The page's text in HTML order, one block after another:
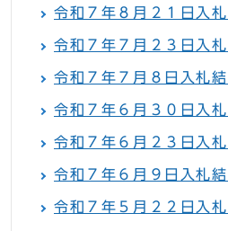
令和７年８月２１日入
令和７年７月２３日入
令和７年７月８日入札
令和７年６月３０日入
令和７年６月２３日入
令和７年６月９日入札
令和７年５月２２日入